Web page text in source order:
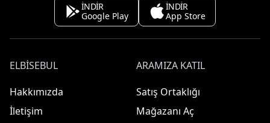
İNDİR
Google Play
İNDİR
App Store
ELBISEBUL
Hakkımızda
İletişim
ARAMIZA KATIL
Satış Ortaklığı
Mağazanı Aç